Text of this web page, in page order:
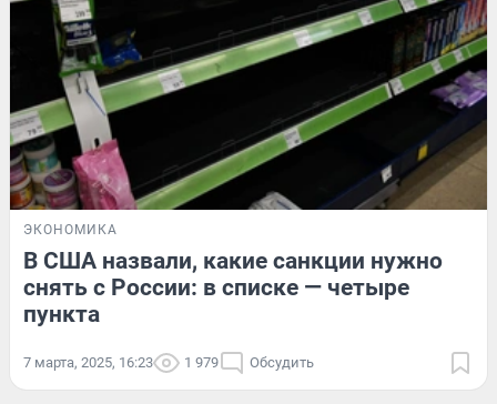
ЭКОНОМИКА
В США назвали, какие санкции нужно
снять с России: в списке — четыре
пункта
7 марта, 2025, 16:23 1 979 Обсудить